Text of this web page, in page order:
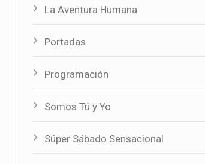
La Aventura Humana
Portadas
Programación
Somos Tú y Yo
Súper Sábado Sensacional